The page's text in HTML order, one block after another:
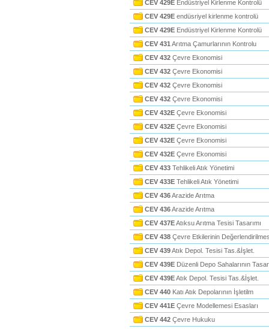
CEV 429E Endüstriyel Kirlenme Kontrolü
CEV 429E endüsriyel kirlenme kontrolü
CEV 429E Endüstriyel Kirlenme Kontrolü
CEV 431 Arıtma Çamurlarının Kontrolu
CEV 432 Çevre Ekonomisi
CEV 432 Çevre Ekonomisi
CEV 432 Çevre Ekonomisi
CEV 432 Çevre Ekonomisi
CEV 432E Çevre Ekonomisi
CEV 432E Çevre Ekonomisi
CEV 432E Çevre Ekonomisi
CEV 432E Çevre Ekonomisi
CEV 433 Tehlikeli Atık Yönetimi
CEV 433E Tehlikeli Atık Yönetimi
CEV 436Arazide Arıtma
CEV 436Arazide Arıtma
CEV 437EAtıksu Arıtma Tesisi Tasarımı
CEV 438 Çevre Etkilerinin
CEV 439Atık Depol. Tesisi Tas.&İşlet.
CEV 439E Düzenli Depo Sahalarının
CEV 439EAtık Depol. Tesisi Tas.&İşlet.
CEV 440 Katı Atık Depolarının İşletilm
CEV 441E Çevre Modellemesi Esasları
CEV 442 Çevre Hukuku